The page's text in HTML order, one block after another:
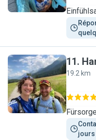
H
11.
19.2 km
jours